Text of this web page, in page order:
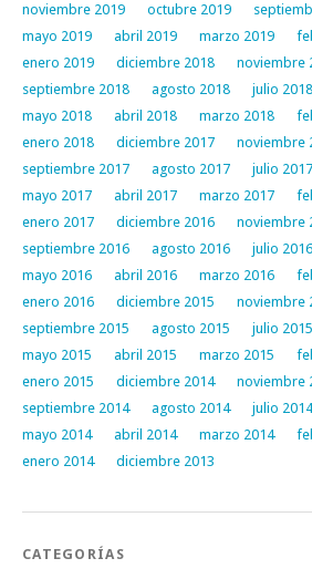
noviembre 2019 octubre 2019
mayo 2019
abril 2019 marzo 2019
enero 2019
diciembre 2018 noviembre
septiembre 2018
agosto 2018 julio 2018
mayo 2018
abril 2018 marzo 2018
enero 2018
diciembre 2017 noviembre
septiembre 2017
agosto 2017 julio 2017
mayo 2017
abril 2017 marzo 2017
enero 2017
diciembre 2016 noviembre
septiembre 2016
agosto 2016 julio 2016
mayo 2016
abril 2016 marzo 2016
enero 2016
diciembre 2015 noviembre
septiembre 2015
agosto 2015 julio 2015
mayo 2015
abril 2015 marzo 2015
enero 2015
diciembre 2014 noviembre
septiembre 2014
agosto 2014 julio 2014
mayo 2014
abril 2014 marzo 2014
enero 2014
diciembre 2013
CATEGORÍAS